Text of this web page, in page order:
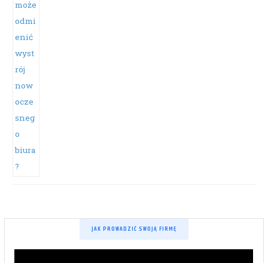
JAK PROWADZIĆ SWOJĄ FIRMĘ